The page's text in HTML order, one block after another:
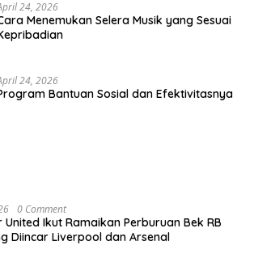
24, 2026
Menemukan Selera Musik yang Sesuai
24, 2026
Bantuan Sosial dan Efektivitasnya
0 Comment
United Ikut Ramaikan Perburuan Bek RB
Diincar Liverpool dan Arsenal